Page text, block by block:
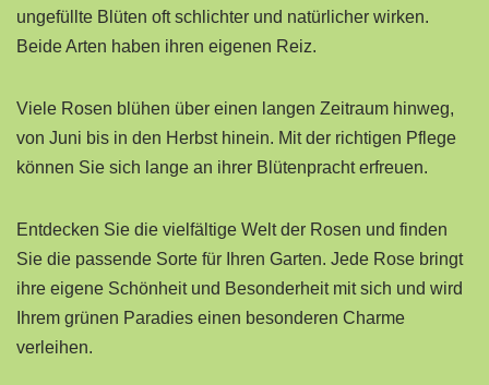
ungefüllte Blüten oft schlichter und natürlicher wirken.
Beide Arten haben ihren eigenen Reiz.
Viele Rosen blühen über einen langen Zeitraum hinweg,
von Juni bis in den Herbst hinein. Mit der richtigen Pflege
können Sie sich lange an ihrer Blütenpracht erfreuen.
Entdecken Sie die vielfältige Welt der Rosen und finden
Sie die passende Sorte für Ihren Garten. Jede Rose bringt
ihre eigene Schönheit und Besonderheit mit sich und wird
Ihrem grünen Paradies einen besonderen Charme
verleihen.